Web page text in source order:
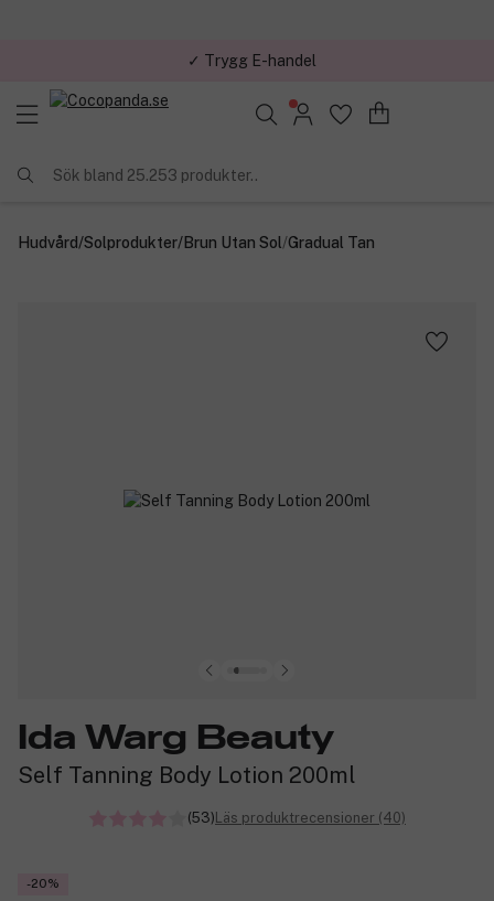
✓ Trygg E-handel
Sök bland 25.253 produkter..
Hudvård/Solprodukter/Brun Utan Sol/Gradual Tan
Ida Warg Beauty
Self Tanning Body Lotion 200ml
(53) Läs produktrecensioner (40)
-20%